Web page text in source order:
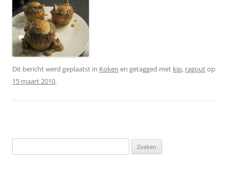
Dit bericht werd geplaatst in Koken en getagged met kip, ragoutop
15 maart 2010.
naar: